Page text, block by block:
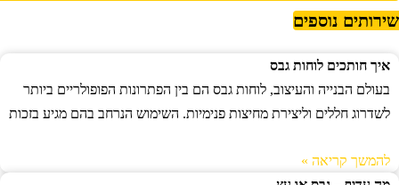
נוספים
איך חותכים לוחות גבס
בעולם הבנייה והעיצוב, לוחות גבס הם בין הפתרונות הפופולריים ביותר
לשדרוג חללים וליצירת מחיצות פנימיות. השימוש הנרחב בהם מגיע בזכות
להמשך קריאה »